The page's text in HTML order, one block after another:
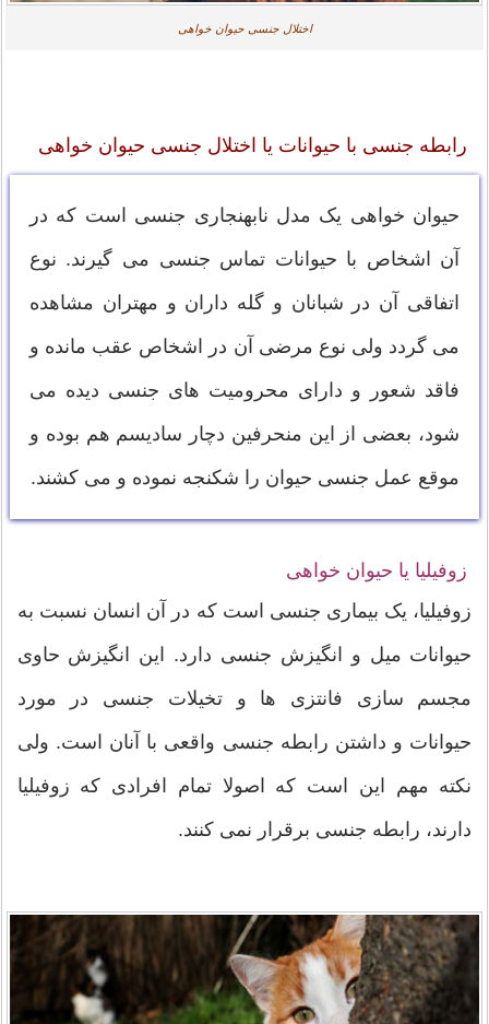
اختلال جنسی حیوان خواهی
رابطه جنسی با حیوانات یا اختلال جنسی حیوان خواهی
حیوان خواهی یک مدل نابهنجاری جنسی است که در
آن اشخاص با حیوانات تماس جنسی می گیرند. نوع
اتفاقی آن در شبانان و گله داران و مهتران مشاهده
می گردد ولی نوع مرضی آن در اشخاص عقب مانده و
فاقد شعور و دارای محرومیت های جنسی دیده می
شود، بعضی از این منحرفین دچار سادیسم هم بوده و
موقع عمل جنسی حیوان را شکنجه نموده و می کشند.
زوفیلیا یا حیوان خواهی
زوفیلیا، یک بیماری جنسی است که در آن انسان نسبت به
حیوانات میل و انگیزش جنسی دارد. این انگیزش حاوی
مجسم سازی فانتزی ها و تخیلات جنسی در مورد
حیوانات و داشتن رابطه جنسی واقعی با آنان است. ولی
نکته مهم این است که اصولا تمام افرادی که زوفیلیا
دارند، رابطه جنسی برقرار نمی کنند.